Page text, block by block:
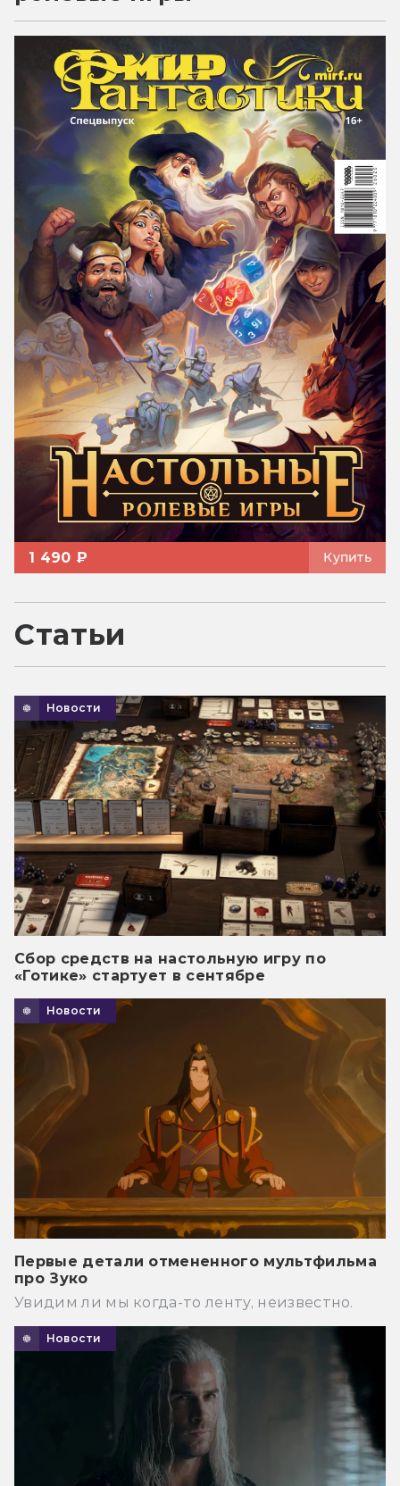
1 490 ₽ Купить
Статьи
Новости
Сбор средств на настольную игру по
«Готике» стартует в сентябре
Новости
Первые детали отмененного мультфильма
про Зуко
Увидим ли мы когда-то ленту, неизвестно.
Новости